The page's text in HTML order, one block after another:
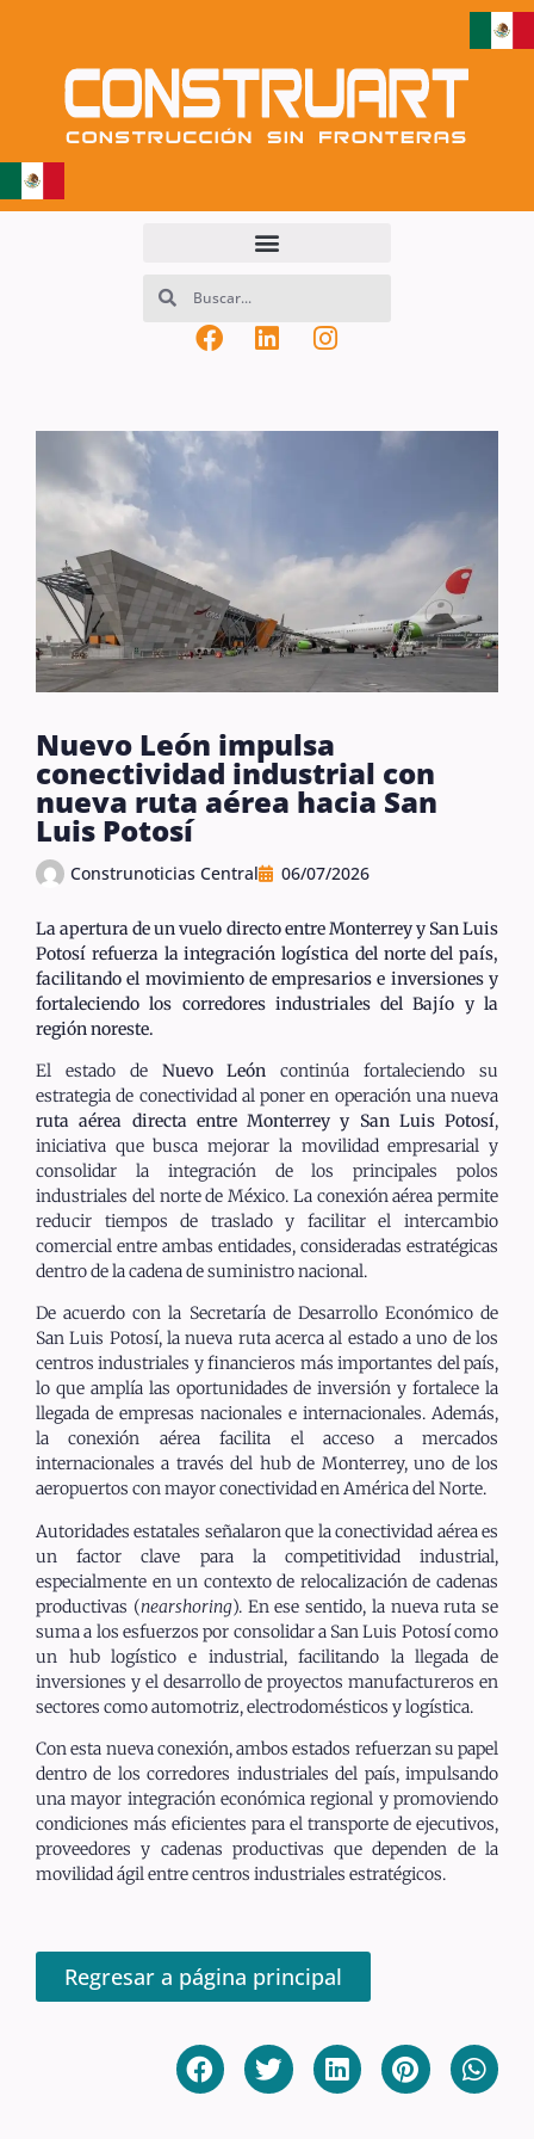
Nuevo León impulsa
conectividad industrial con
nueva ruta aérea hacia San
Luis Potosí
Construnoticias Central 06/07/2026
La apertura de un vuelo directo entre Monterrey y San Luis
Potosí refuerza la integración logística del norte del país,
facilitando el movimiento de empresarios e inversiones y
fortaleciendo los corredores industriales del Bajío y la
región noreste.
El estado de Nuevo León continúa fortaleciendo su
estrategia de conectividad al poner en operación una nueva
ruta aérea directa entre Monterrey y San Luis Potosí,
iniciativa que busca mejorar la movilidad empresarial y
consolidar la integración de los principales polos
industriales del norte de México. La conexión aérea permite
reducir tiempos de traslado y facilitar el intercambio
comercial entre ambas entidades, consideradas estratégicas
dentro de la cadena de suministro nacional.
De acuerdo con la Secretaría de Desarrollo Económico de
San Luis Potosí, la nueva ruta acerca al estado a uno de los
centros industriales y financieros más importantes del país,
lo que amplía las oportunidades de inversión y fortalece la
llegada de empresas nacionales e internacionales. Además,
la conexión aérea facilita el acceso a mercados
internacionales a través del hub de Monterrey, uno de los
aeropuertos con mayor conectividad en América del Norte.
Autoridades estatales señalaron que la conectividad aérea es
un factor clave para la competitividad industrial,
especialmente en un contexto de relocalización de cadenas
productivas (nearshoring). En ese sentido, la nueva ruta se
suma a los esfuerzos por consolidar a San Luis Potosí como
un hub logístico e industrial, facilitando la llegada de
inversiones y el desarrollo de proyectos manufactureros en
sectores como automotriz, electrodomésticos y logística.
Con esta nueva conexión, ambos estados refuerzan su papel
dentro de los corredores industriales del país, impulsando
una mayor integración económica regional y promoviendo
condiciones más eficientes para el transporte de ejecutivos,
proveedores y cadenas productivas que dependen de la
movilidad ágil entre centros industriales estratégicos.
Regresar a página principal